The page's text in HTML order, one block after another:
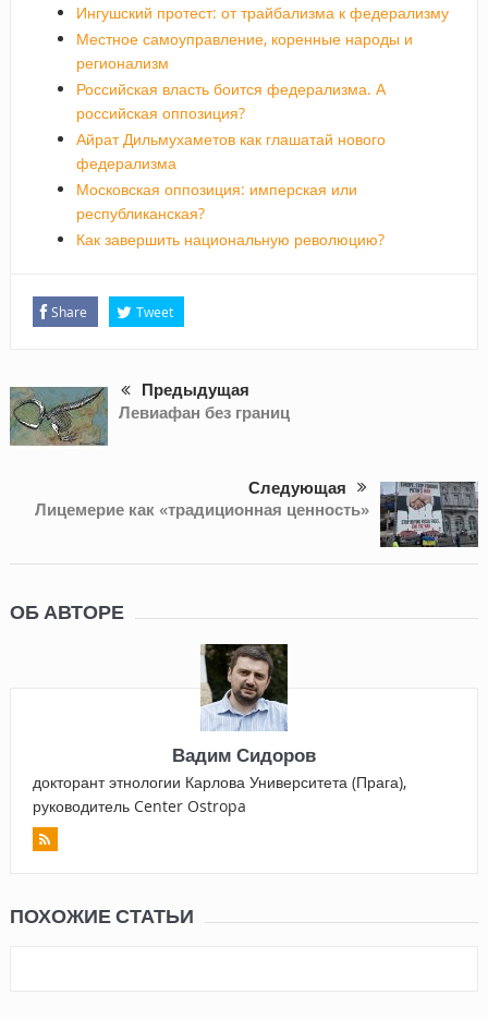
Ингушский протест: от трайбализма к федерализму
Местное самоуправление, коренные народы и
регионализм
Российская власть боится федерализма. А
российская оппозиция?
Айрат Дильмухаметов как глашатай нового
федерализма
Московская оппозиция: имперская или
республиканская?
Как завершить национальную революцию?
Share Tweet
Предыдущая
Левиафан без границ
Следующая
Лицемерие как «традиционная ценность»
ОБ АВТОРЕ
Вадим Сидоров
докторант этнологии Карлова Университета (Прага),
руководитель Center Ostropa
ПОХОЖИЕ СТАТЬИ